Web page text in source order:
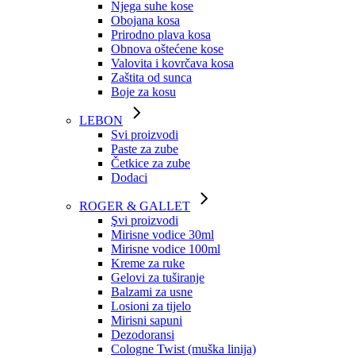
Njega suhe kose
Obojana kosa
Prirodno plava kosa
Obnova oštećene kose
Valovita i kovrčava kosa
Zaštita od sunca
Boje za kosu
LEBON
Svi proizvodi
Paste za zube
Četkice za zube
Dodaci
ROGER & GALLET
Şvi proizvodi
Mirisne vodice 30ml
Mirisne vodice 100ml
Kreme za ruke
Gelovi za tuširanje
Balzami za usne
Losioni za tijelo
Mirisni sapuni
Dezodoransi
Cologne Twist (muška linija)